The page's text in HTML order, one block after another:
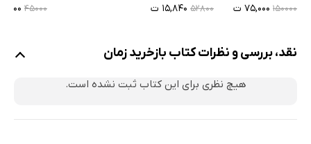
۱۵۰۰۰۰ ۷۵,۰۰۰ ت ۵۲۸۰۰ ۱۵,۸۴۰ ت
برابر کنید
۴۵۰۰۰
نقد، بررسی و نظرات کتاب بازخرید زمان
هیچ نظری برای این کتاب ثبت نشده است.